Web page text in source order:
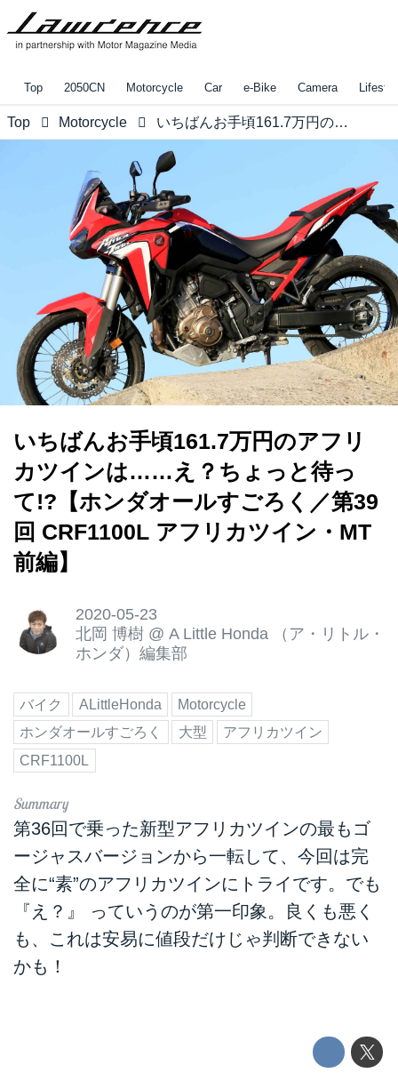
Top 2050CN Motorcycle Car e-Bike Camera
Top Motorcycle いちばんお手頃161.7万円のアフリカツインは……え？ちょっと待って!?【ホンダオールすごろく／第39回 CRF1100L アフリカツイン・MT 前編】
いちばんお手頃161.7万円のアフリ
カツインは……え？ちょっと待っ
て!?【ホンダオールすごろく／第39
回 CRF1100L アフリカツイン・MT
前編】
2020-05-23
北岡 博樹 @ A Little Honda （ア・リトル・
ホンダ）編集部
バイク ALittleHonda
Motorcycle
ホンダオールすごろく
大型
アフリカツイン
CRF1100L
第36回で乗った新型アフリカツインの最もゴ
ージャスバージョンから一転して、今回は完
全に“素”のアフリカツインにトライです。でも
『え？』 っていうのが第一印象。良くも悪く
も、これは安易に値段だけじゃ判断できない
かも！